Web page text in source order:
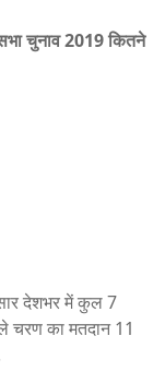
चुनाव 2019 कितने
देशभर में कुल 7
चरण का मतदान 11